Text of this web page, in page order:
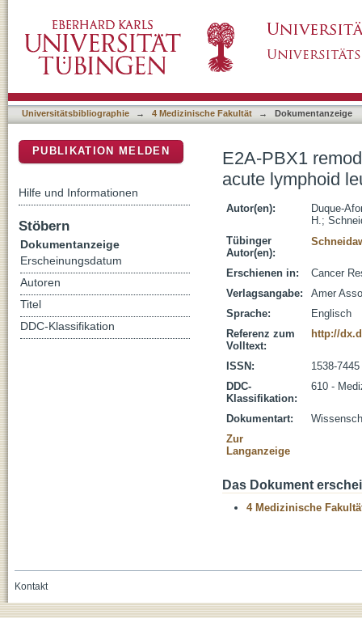
Universitätsbibliographie → 4 Medizinische Fakultät → Dokumentanzeige
E2A-PBX1
acute lymphoid
Autor(en):
Duque-
H.;
Tübinger
Autor(en):
Erschienen in:
Cancer
Verlagsangabe:
Amer
Sprache:
Englisch
Referenz zum
Volltext:
http://
ISSN:
1538-7445
DDC-
Klassifikation:
610 -
Dokumentart:
Zur
Langanzeige
Das Dokument
4 Medizinische
PUBLIKATION MELDEN
Hilfe und Informationen
Stöbern
Dokumentanzeige
Erscheinungsdatum
Autoren
Titel
DDC-Klassifikation
Kontakt